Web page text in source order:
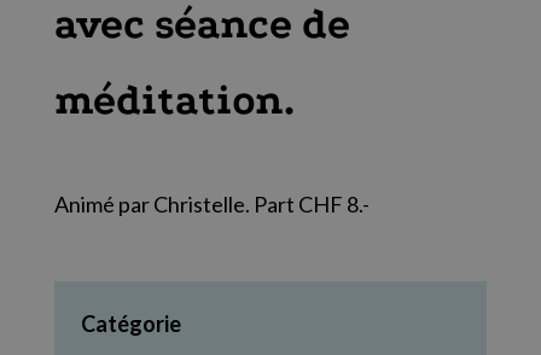
avec séance de
méditation.
Animé par Christelle. Part CHF 8.-
Catégorie